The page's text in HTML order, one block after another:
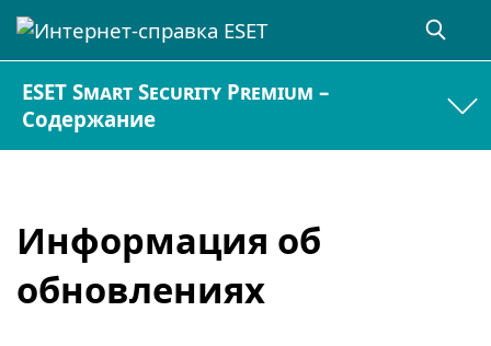
ESET Smart Security Premium –
Содержание
Информация об
обновлениях